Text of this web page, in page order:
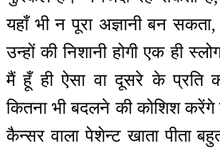
यहाँ भी न पूरा अज्ञानी बन
उन्हों की निशानी होगी एक ही
मैं हूँ ही ऐसा वा दूसरे के प्रति
कितना भी बदलने की कोशिश करेंगे
कैन्सर वाला पेशेन्ट खाता पीता